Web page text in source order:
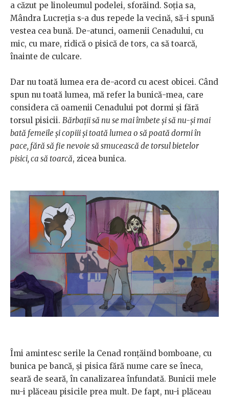
a căzut pe linoleumul podelei, sforăind. Soția sa,
Mândra Lucreția s-a dus repede la vecină, să-i spună
vestea cea bună. De-atunci, oamenii Cenadului, cu
mic, cu mare, ridică o pisică de tors, ca să toarcă,
înainte de culcare.
Dar nu toată lumea era de-acord cu acest obicei. Când
spun nu toată lumea, mă refer la bunică-mea, care
considera că oamenii Cenadului pot dormi și fără
torsul pisicii. Bărbații să nu se mai îmbete și să nu-și mai
bată femeile și copiii și toată lumea o să poată dormi în
pace, fără să fie nevoie să smucească de torsul bietelor
pisici, ca să toarcă, zicea bunica.
Îmi amintesc serile la Cenad ronțăind bomboane, cu
bunica pe bancă, și pisica fără nume care se îneca,
seară de seară, în canalizarea înfundată. Bunicii mele
nu-i plăceau pisicile prea mult. De fapt, nu-i plăceau